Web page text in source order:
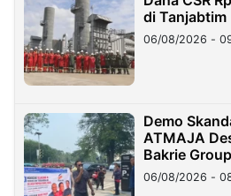
di Tanjabtim
06/08/2026 -
Demo
ATMAJA
Bakrie
06/08/2026 -